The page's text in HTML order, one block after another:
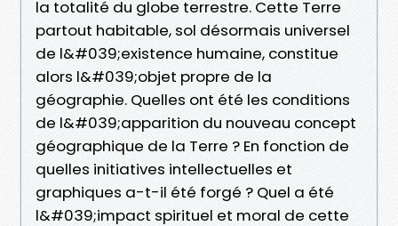
la totalité du globe terrestre. Cette Terre
partout habitable, sol désormais universel
de l&#039;existence humaine, constitue
alors l&#039;objet propre de la
géographie. Quelles ont été les conditions
de l&#039;apparition du nouveau concept
géographique de la Terre ? En fonction de
quelles initiatives intellectuelles et
graphiques a-t-il été forgé ? Quel a été
l&#039;impact spirituel et moral de cette